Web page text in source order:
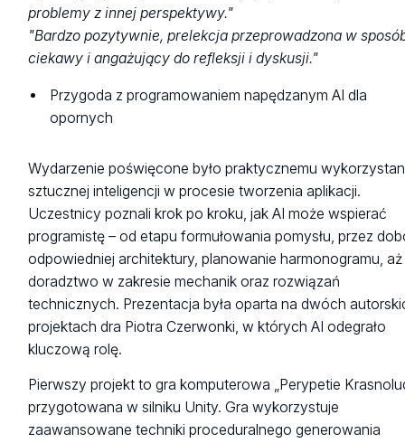
problemy z innej perspektywy."
"Bardzo pozytywnie, prelekcja przeprowadzona w
ciekawy i angażujący do refleksji i dyskusji."
Przygoda z programowaniem napędzanym AI dla
opornych
Wydarzenie poświęcone było praktycznemu
sztucznej inteligencji w procesie tworzenia aplikacji.
Uczestnicy poznali krok po kroku, jak AI może wspierać
programistę – od etapu formułowania pomysłu, przez
odpowiedniej architektury, planowanie harmonogramu,
doradztwo w zakresie mechanik oraz rozwiązań
technicznych. Prezentacja była oparta na dwóch
projektach dra Piotra Czerwonki, w których AI odegrało
kluczową rolę.
Pierwszy projekt to gra komputerowa „Perypetie
przygotowana w silniku Unity. Gra wykorzystuje
zaawansowane techniki proceduralnego generowania